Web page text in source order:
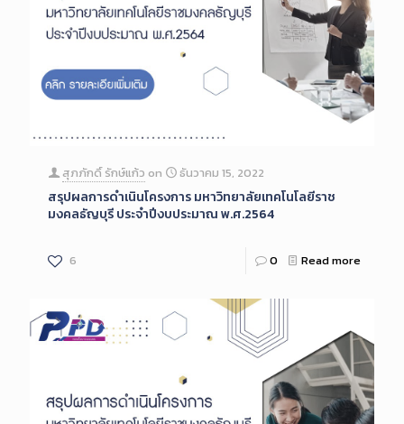
สุภภักดิ์ รักษ์แก้ว on ธันวาคม 15, 2022
สรุปผลการดำเนินโครงการ มหาวิทยาลัยเทคโนโลยีราช
มงคลธัญบุรี ประจำปีงบประมาณ พ.ศ.2564
6 0 Read more